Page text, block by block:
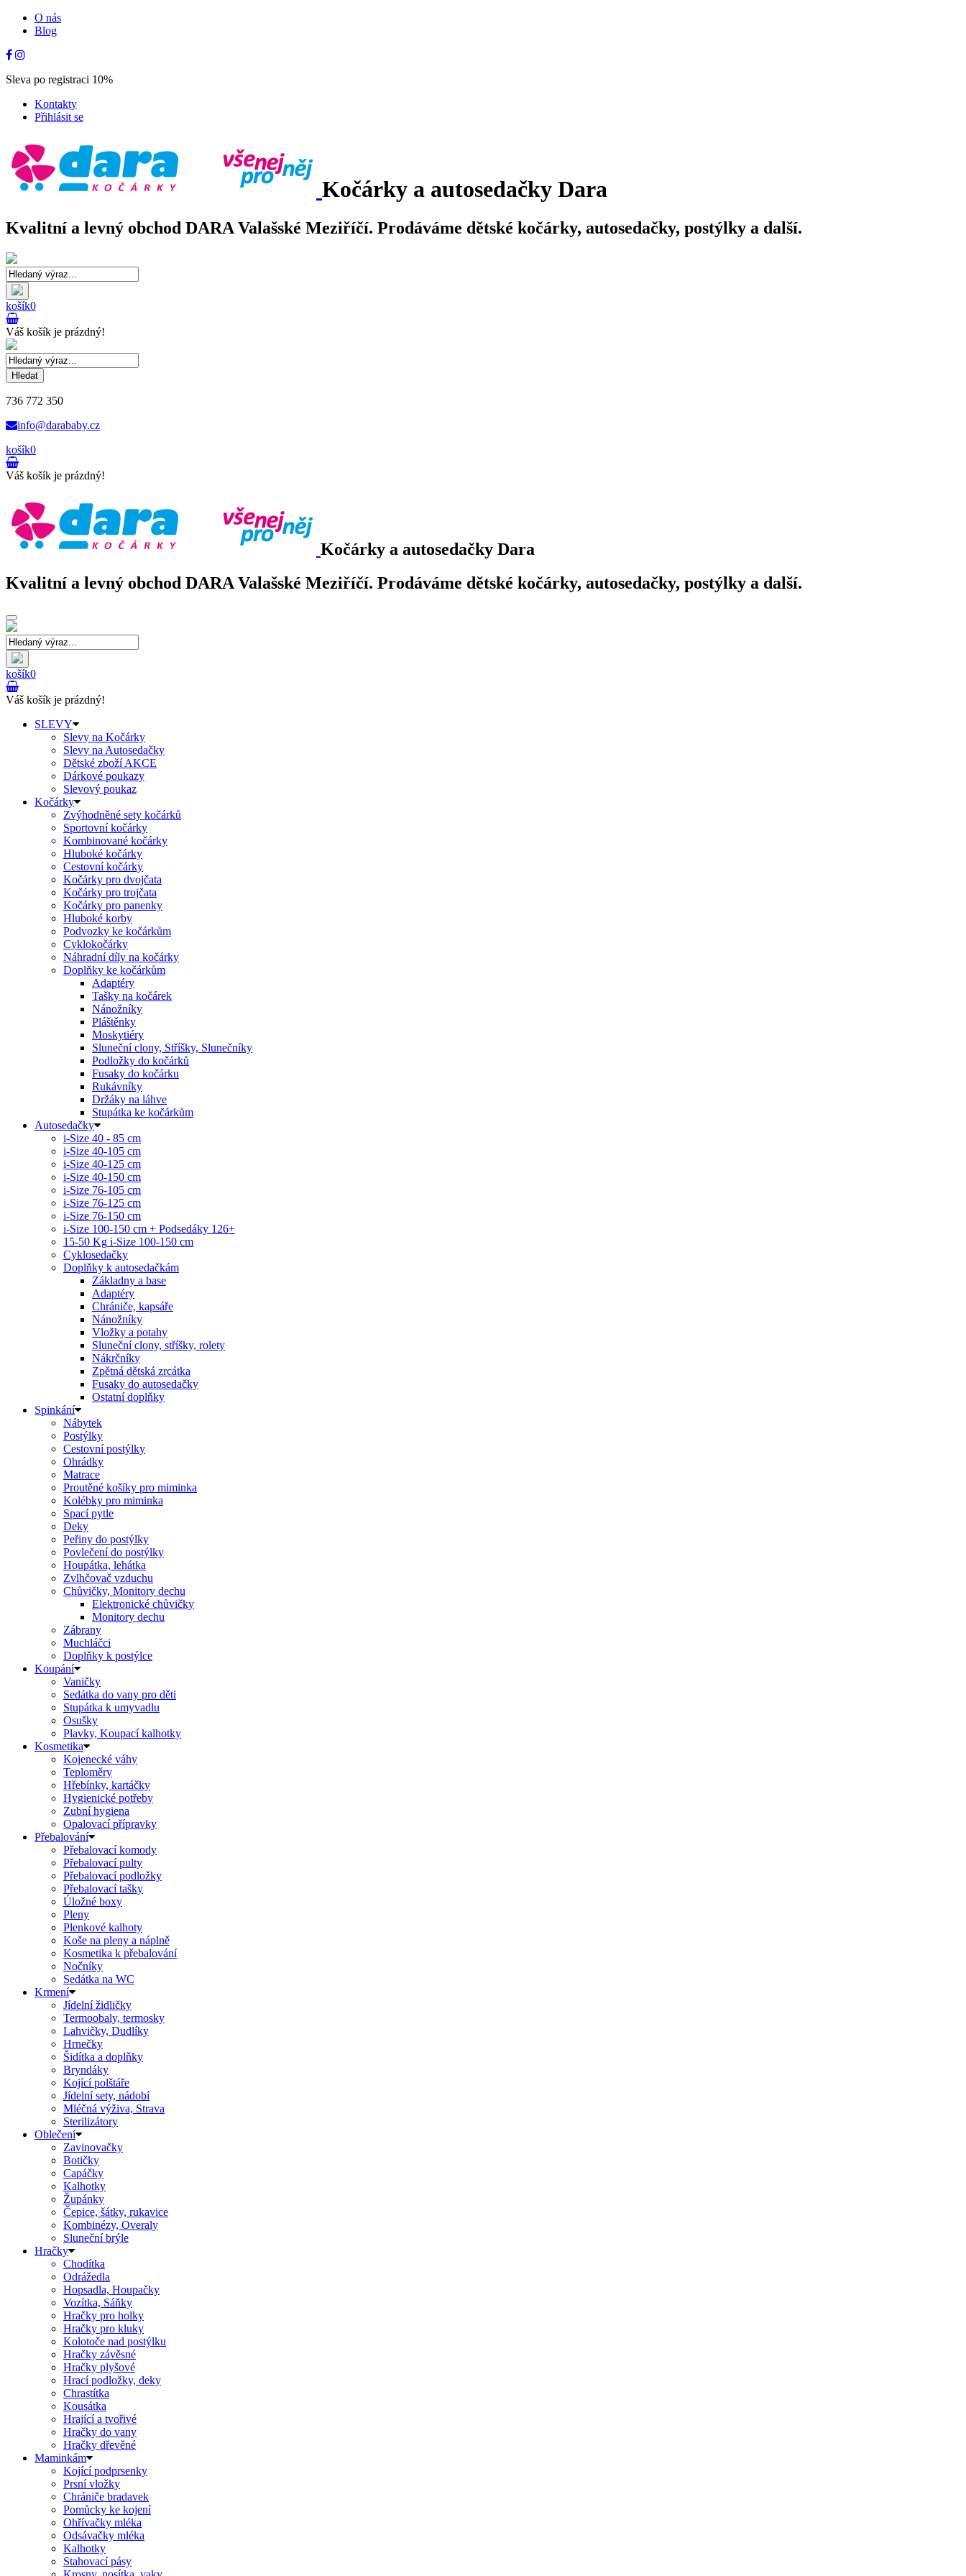
O nás
Blog
Sleva po registraci 10%
Kontakty
Přihlásit se
Kočárky a autosedačky Dara
Kvalitní a levný obchod DARA Valašské Meziříčí. Prodáváme dětské kočárky, autosedačky, postýlky a další.
košík0
Váš košík je prázdný!
Hledat
736 772 350
info@darababy.cz
košík0
Váš košík je prázdný!
Kočárky a autosedačky Dara
Kvalitní a levný obchod DARA Valašské Meziříčí. Prodáváme dětské kočárky, autosedačky, postýlky a další.
Toggle
navigation
košík0
Váš košík je prázdný!
SLEVY
Slevy na Kočárky
Slevy na Autosedačky
Dětské zboží AKCE
Dárkové poukazy
Slevový poukaz
Kočárky
Zvýhodněné sety kočárků
Sportovní kočárky
Kombinované kočárky
Hluboké kočárky
Cestovní kočárky
Kočárky pro dvojčata
Kočárky pro trojčata
Kočárky pro panenky
Hluboké korby
Podvozky ke kočárkům
Cyklokočárky
Náhradní díly na kočárky
Doplňky ke kočárkům
Adaptéry
Tašky na kočárek
Nánožníky
Pláštěnky
Moskytiéry
Sluneční clony, Stříšky, Slunečníky
Podložky do kočárků
Fusaky do kočárku
Rukávníky
Držáky na láhve
Stupátka ke kočárkům
Autosedačky
i-Size 40 - 85 cm
i-Size 40-105 cm
i-Size 40-125 cm
i-Size 40-150 cm
i-Size 76-105 cm
i-Size 76-125 cm
i-Size 76-150 cm
i-Size 100-150 cm + Podsedáky 126+
15-50 Kg i-Size 100-150 cm
Cyklosedačky
Doplňky k autosedačkám
Základny a base
Adaptéry
Chrániče, kapsáře
Nánožníky
Vložky a potahy
Sluneční clony, stříšky, rolety
Nákrčníky
Zpětná dětská zrcátka
Fusaky do autosedačky
Ostatní doplňky
Spinkání
Nábytek
Postýlky
Cestovní postýlky
Ohrádky
Matrace
Proutěné košíky pro miminka
Kolébky pro miminka
Spací pytle
Deky
Peřiny do postýlky
Povlečení do postýlky
Houpátka, lehátka
Zvlhčovač vzduchu
Chůvičky, Monitory dechu
Elektronické chůvičky
Monitory dechu
Zábrany
Muchláčci
Doplňky k postýlce
Koupání
Vaničky
Sedátka do vany pro děti
Stupátka k umyvadlu
Osušky
Plavky, Koupací kalhotky
Kosmetika
Kojenecké váhy
Teploměry
Hřebínky, kartáčky
Hygienické potřeby
Zubní hygiena
Opalovací přípravky
Přebalování
Přebalovací komody
Přebalovací pulty
Přebalovací podložky
Přebalovací tašky
Úložné boxy
Pleny
Plenkové kalhoty
Koše na pleny a náplně
Kosmetika k přebalování
Nočníky
Sedátka na WC
Krmení
Jídelní židličky
Termoobaly, termosky
Lahvičky, Dudlíky
Hrnečky
Šidítka a doplňky
Bryndáky
Kojící polštáře
Jídelní sety, nádobí
Mléčná výživa, Strava
Sterilizátory
Oblečení
Zavinovačky
Botičky
Capáčky
Kalhotky
Župánky
Čepice, šátky, rukavice
Kombinézy, Overaly
Sluneční brýle
Hračky
Chodítka
Odrážedla
Hopsadla, Houpačky
Vozítka, Sáňky
Hračky pro holky
Hračky pro kluky
Kolotoče nad postýlku
Hračky závěsné
Hračky plyšové
Hrací podložky, deky
Chrastítka
Kousátka
Hrající a tvořivé
Hračky do vany
Hračky dřevěné
Maminkám
Kojící podprsenky
Prsní vložky
Chrániče bradavek
Pomůcky ke kojení
Ohřívačky mléka
Odsávačky mléka
Kalhotky
Stahovací pásy